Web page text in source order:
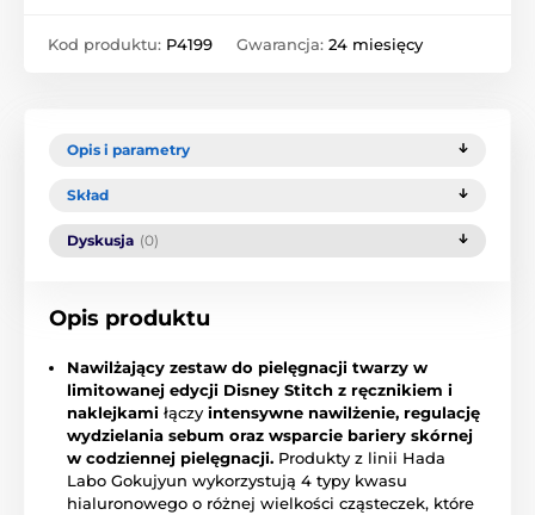
Kod produktu: P4199 Gwarancja: 24 miesięcy
Opis i parametry
Skład
Dyskusja (0)
Opis produktu
Nawilżający zestaw do pielęgnacji twarzy w
limitowanej edycji Disney Stitch z ręcznikiem i
naklejkami łączy intensywne nawilżenie, regulację
wydzielania sebum oraz wsparcie bariery skórnej
w codziennej pielęgnacji. Produkty z linii Hada
Labo Gokujyun wykorzystują 4 typy kwasu
hialuronowego o różnej wielkości cząsteczek, które